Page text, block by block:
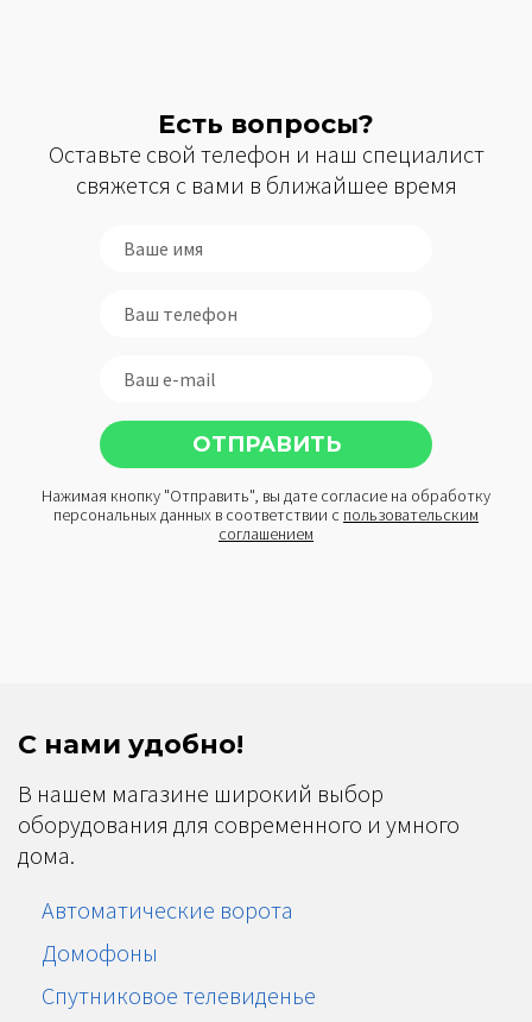
Есть вопросы?
Оставьте свой телефон и наш специалист
свяжется с вами в ближайшее время
Нажимая кнопку "Отправить", вы дате согласие на обработку
персональных данных в соответствии с пользовательским
соглашением
С нами удобно!
В нашем магазине широкий выбор
оборудования для современного и умного
дома.
Автоматические ворота
Домофоны
Спутниковое телевиденье